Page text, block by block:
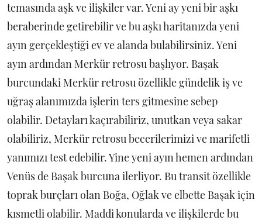
temasında aşk ve ilişkiler var. Yeni ay yeni bir aşkı
beraberinde getirebilir ve bu aşkı haritanızda yeni
ayın gerçekleştiği ev ve alanda bulabilirsiniz. Yeni
ayın ardından Merkür retrosu başlıyor. Başak
burcundaki Merkür retrosu özellikle gündelik iş ve
uğraş alanımızda işlerin ters gitmesine sebep
olabilir. Detayları kaçırabiliriz, unutkan veya sakar
olabiliriz, Merkür retrosu becerilerimizi ve marifetli
yanımızı test edebilir. Yine yeni ayın hemen ardından
Venüs de Başak burcuna ilerliyor. Bu transit özellikle
toprak burçları olan Boğa, Oğlak ve elbette Başak için
kısmetli olabilir. Maddi konularda ve ilişkilerde bu